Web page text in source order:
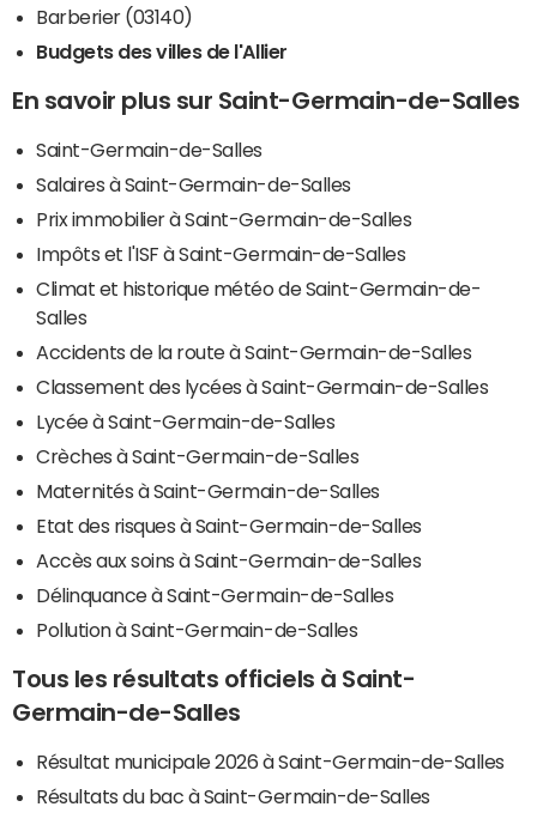
Barberier (03140)
Budgets des villes de l'Allier
En savoir plus sur Saint-Germain-de-Salles
Saint-Germain-de-Salles
Salaires à Saint-Germain-de-Salles
Prix immobilier à Saint-Germain-de-Salles
Impôts et l'ISF à Saint-Germain-de-Salles
Climat et historique météo de Saint-Germain-de-
Salles
Accidents de la route à Saint-Germain-de-Salles
Classement des lycées à Saint-Germain-de-Salles
Lycée à Saint-Germain-de-Salles
Crèches à Saint-Germain-de-Salles
Maternités à Saint-Germain-de-Salles
Etat des risques à Saint-Germain-de-Salles
Accès aux soins à Saint-Germain-de-Salles
Délinquance à Saint-Germain-de-Salles
Pollution à Saint-Germain-de-Salles
Tous les résultats officiels à Saint-
Germain-de-Salles
Résultat municipale 2026 à Saint-Germain-de-Salles
Résultats du bac à Saint-Germain-de-Salles